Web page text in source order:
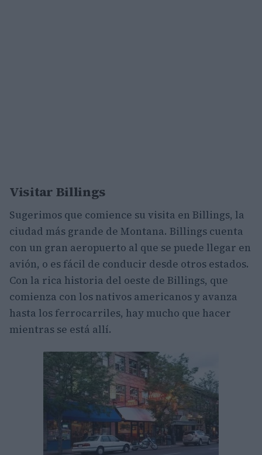
Visitar Billings
Sugerimos que comience su visita en Billings, la
ciudad más grande de Montana. Billings cuenta
con un gran aeropuerto al que se puede llegar en
avión, o es fácil de conducir desde otros estados.
Con la rica historia del oeste de Billings, que
comienza con los nativos americanos y avanza
hasta los ferrocarriles, hay mucho que hacer
mientras se está allí.